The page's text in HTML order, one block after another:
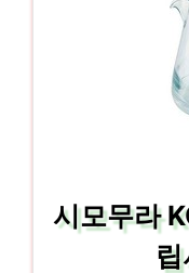
시모무라